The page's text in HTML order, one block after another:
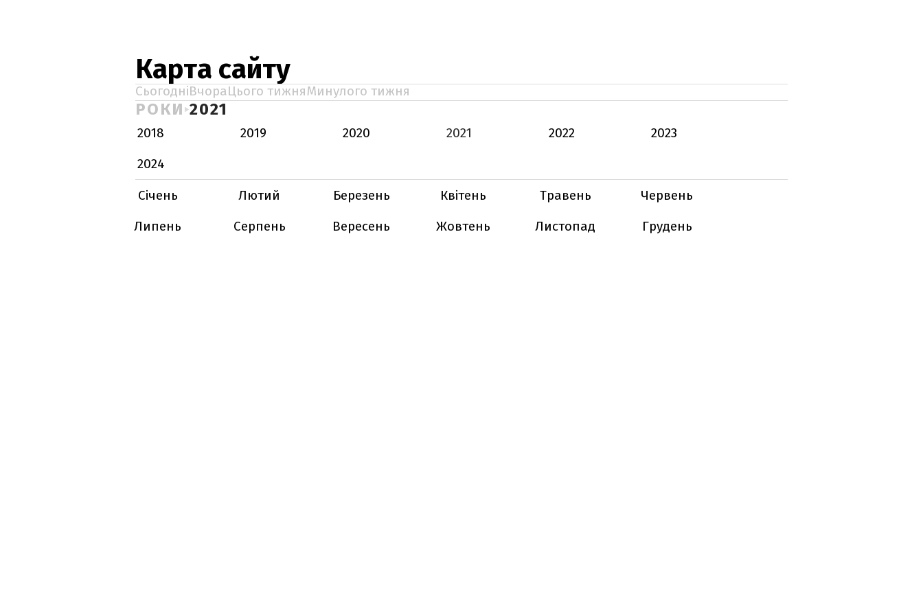
Карта сайту
СьогодніВчораЦього тижняМинулого тижня
РОКИ 2021
2018 2019 2020 2021 2022
2023
2024
Січень
Лютий Березень Квітень Травень
Червень
Липень
Серпень Вересень Жовтень Листопад Грудень